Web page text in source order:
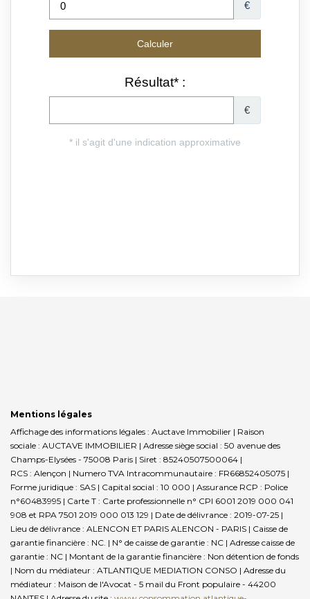
Mentions légales
Affichage des informations légales : Auctave Immobilier | Raison
sociale : AUCTAVE IMMOBILIER | Adresse siège social : 50 avenue des
Champs-Elysées - 75008 Paris | Siret : 85240507500064 |
RCS : Alençon | Numero TVA Intracommunautaire : FR66852405075 |
Forme juridique : SAS | Capital social : 10 000 | Assurance RCP : Police
n°60483995 | Carte T : Carte professionnelle n° CPI 6001 2019 000 041
908 et RPA 7501 2019 000 013 129 | Date de délivrance : 2019-07-25 |
Lieu de délivrance : ALENCON ET PARIS ALENCON - PARIS | Caisse de
garantie financière : NC. | N° de caisse de garantie : NC | Adresse caisse de
garantie : NC | Montant de la garantie financière : Non détention de fonds
| Nom du médiateur : ATLANTIQUE MEDIATION CONSO | Adresse du
médiateur : Maison de l'Avocat - 5 mail du Front populaire - 44200